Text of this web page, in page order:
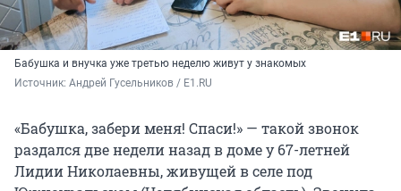
Бабушка и внучка уже третью неделю живут у знакомых
Источник: Андрей Гусельников / E1.RU
«Бабушка, забери меня! Спаси!» — такой звонок
раздался две недели назад в доме у 67-летней
Лидии Николаевны, живущей в селе под